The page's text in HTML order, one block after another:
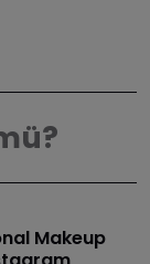
Makeup